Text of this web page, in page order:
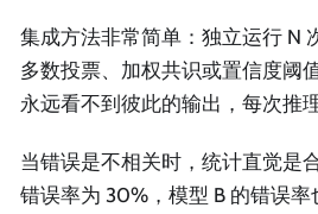
集成方法非常简单：独立运行 N
多数投票、加权共识或置信度阈
永远看不到彼此的输出，每次推
当错误是不相关时，统计直觉是
错误率为 30%，模型 B 的错误